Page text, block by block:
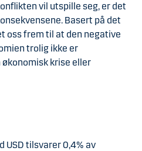
vil utspille seg, er det
Basert på det
oss frem til at den negative
trolig ikke er
krise eller
tilsvarer 0,4% av